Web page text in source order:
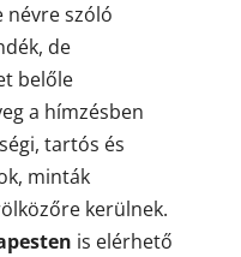
névre szóló
de
belőle
a hímzésben
tartós és
minták
kerülnek.
is elérhető